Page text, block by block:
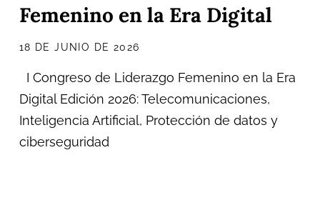
Femenino en la Era Digital
18 DE JUNIO DE 2026
I Congreso de Liderazgo Femenino en la Era
Digital Edición 2026: Telecomunicaciones,
Inteligencia Artificial, Protección de datos y
ciberseguridad